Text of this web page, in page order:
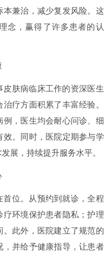
兼治，减少复发风险。这
念，赢得了许多患者的认
肤病临床工作的资深医生
疗方面积累了丰富经验。
，医生均会耐心问诊、细
。同时，医院定期参与学
展，持续提升服务水平。
首位。从预约到就诊，全程
环境保护患者隐私；护理
。此外，医院建立了规范的
，并给予健康指导，让患者